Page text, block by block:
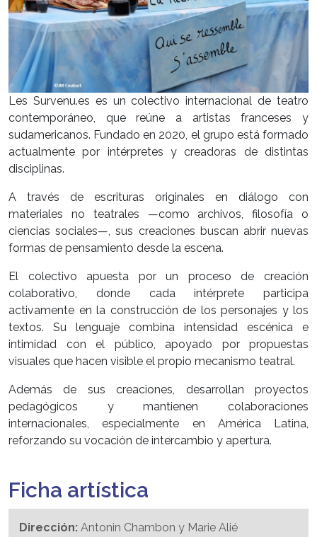
Les Survenu.es es un colectivo internacional de teatro
contemporáneo, que reúne a artistas franceses y
sudamericanos. Fundado en 2020, el grupo está formado
actualmente por intérpretes y creadoras de distintas
disciplinas.
A través de escrituras originales en diálogo con
materiales no teatrales —como archivos, filosofía o
ciencias sociales—, sus creaciones buscan abrir nuevas
formas de pensamiento desde la escena.
El colectivo apuesta por un proceso de creación
colaborativo, donde cada intérprete participa
activamente en la construcción de los personajes y los
textos. Su lenguaje combina intensidad escénica e
intimidad con el público, apoyado por propuestas
visuales que hacen visible el propio mecanismo teatral.
Además de sus creaciones, desarrollan proyectos
pedagógicos y mantienen colaboraciones
internacionales, especialmente en América Latina,
reforzando su vocación de intercambio y apertura.
Ficha artística
Dirección: Antonin Chambon y Marie Alié